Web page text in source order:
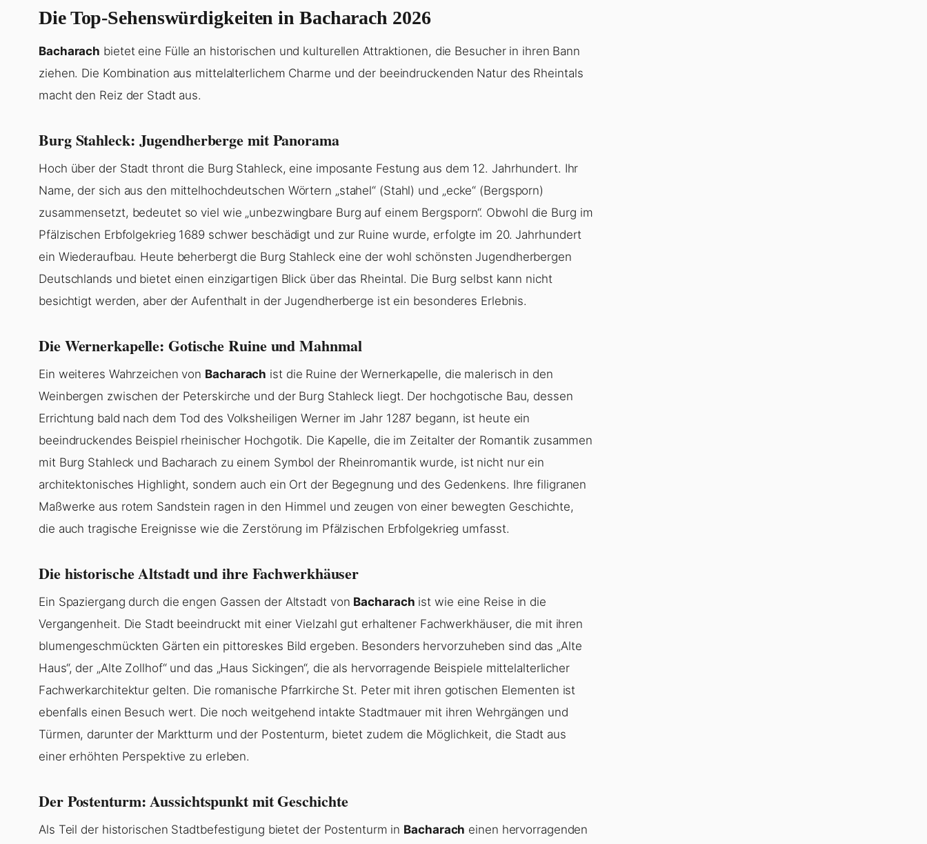
Die Top-Sehenswürdigkeiten in Bacharach 2026
Bacharach bietet eine Fülle an historischen und kulturellen Attraktionen, die Besucher in ihren Bann
ziehen. Die Kombination aus mittelalterlichem Charme und der beeindruckenden Natur des Rheintals
macht den Reiz der Stadt aus.
Burg Stahleck: Jugendherberge mit Panorama
Hoch über der Stadt thront die Burg Stahleck, eine imposante Festung aus dem 12. Jahrhundert. Ihr
Name, der sich aus den mittelhochdeutschen Wörtern „stahel“ (Stahl) und „ecke“ (Bergsporn)
zusammensetzt, bedeutet so viel wie „unbezwingbare Burg auf einem Bergsporn“. Obwohl die Burg im
Pfälzischen Erbfolgekrieg 1689 schwer beschädigt und zur Ruine wurde, erfolgte im 20. Jahrhundert
ein Wiederaufbau. Heute beherbergt die Burg Stahleck eine der wohl schönsten Jugendherbergen
Deutschlands und bietet einen einzigartigen Blick über das Rheintal. Die Burg selbst kann nicht
besichtigt werden, aber der Aufenthalt in der Jugendherberge ist ein besonderes Erlebnis.
Die Wernerkapelle: Gotische Ruine und Mahnmal
Ein weiteres Wahrzeichen von Bacharach ist die Ruine der Wernerkapelle, die malerisch in den
Weinbergen zwischen der Peterskirche und der Burg Stahleck liegt. Der hochgotische Bau, dessen
Errichtung bald nach dem Tod des Volksheiligen Werner im Jahr 1287 begann, ist heute ein
beeindruckendes Beispiel rheinischer Hochgotik. Die Kapelle, die im Zeitalter der Romantik zusammen
mit Burg Stahleck und Bacharach zu einem Symbol der Rheinromantik wurde, ist nicht nur ein
architektonisches Highlight, sondern auch ein Ort der Begegnung und des Gedenkens. Ihre filigranen
Maßwerke aus rotem Sandstein ragen in den Himmel und zeugen von einer bewegten Geschichte,
die auch tragische Ereignisse wie die Zerstörung im Pfälzischen Erbfolgekrieg umfasst.
Die historische Altstadt und ihre Fachwerkhäuser
Ein Spaziergang durch die engen Gassen der Altstadt von Bacharach ist wie eine Reise in die
Vergangenheit. Die Stadt beeindruckt mit einer Vielzahl gut erhaltener Fachwerkhäuser, die mit ihren
blumengeschmückten Gärten ein pittoreskes Bild ergeben. Besonders hervorzuheben sind das „Alte
Haus“, der „Alte Zollhof“ und das „Haus Sickingen“, die als hervorragende Beispiele mittelalterlicher
Fachwerkarchitektur gelten. Die romanische Pfarrkirche St. Peter mit ihren gotischen Elementen ist
ebenfalls einen Besuch wert. Die noch weitgehend intakte Stadtmauer mit ihren Wehrgängen und
Türmen, darunter der Marktturm und der Postenturm, bietet zudem die Möglichkeit, die Stadt aus
einer erhöhten Perspektive zu erleben.
Der Postenturm: Aussichtspunkt mit Geschichte
Als Teil der historischen Stadtbefestigung bietet der Postenturm in Bacharach einen hervorragenden